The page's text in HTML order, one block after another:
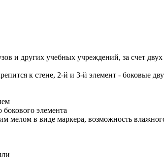
и других учебных учреждений, за счет
к стене, 2-й и 3-й элемент - боковые
элемента
в виде маркера, возможность